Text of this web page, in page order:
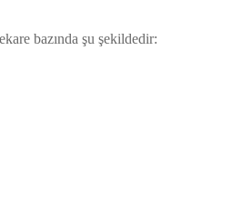
bazında şu şekildedir: